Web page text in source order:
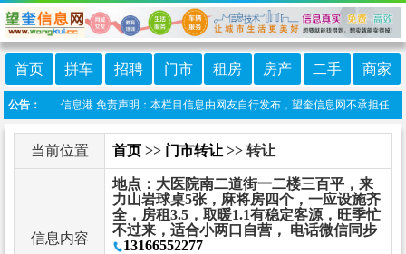
首页 拼车 招聘 门市 租房 房产 二手 商家
公告：
程序:望奎信息港 免责声明：本栏目信息由网友自行发布，望奎信息网不承担任何
当前位置 首页 >> 门市转让 >> 转让
信息内容
地点：大医院南二道街一二楼三百平，来
力山岩球桌5张，麻将房四个，一应设施齐
全，房租3.5，取暖1.1有稳定客源，旺季忙
不过来，适合小两口自营， 电话微信同步
13166552277